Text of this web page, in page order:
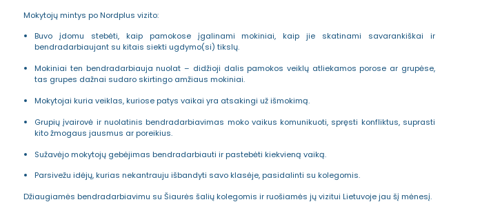
Mokytojų mintys po Nordplus vizito:
Buvo įdomu stebėti, kaip pamokose įgalinami mokiniai, kaip jie skatinami savarankiškai ir
bendradarbiaujant su kitais siekti ugdymo(si) tikslų.
Mokiniai ten bendradarbiauja nuolat – didžioji dalis pamokos veiklų atliekamos porose ar grupėse,
tas grupes dažnai sudaro skirtingo amžiaus mokiniai.
Mokytojai kuria veiklas, kuriose patys vaikai yra atsakingi už išmokimą.
Grupių įvairovė ir nuolatinis bendradarbiavimas moko vaikus komunikuoti, spręsti konfliktus, suprasti
kito žmogaus jausmus ar poreikius.
Sužavėjo mokytojų gebėjimas bendradarbiauti ir pastebėti kiekvieną vaiką.
Parsivežu idėjų, kurias nekantrauju išbandyti savo klasėje, pasidalinti su kolegomis.
Džiaugiamės bendradarbiavimu su Šiaurės šalių kolegomis ir ruošiamės jų vizitui Lietuvoje jau šį mėnesį.